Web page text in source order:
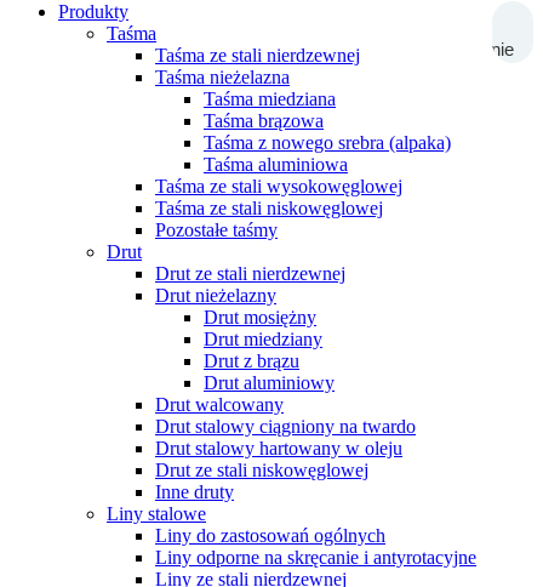
Wyszukiwanie
Produkty
Taśma
Taśma ze stali nierdzewnej
Taśma nieżelazna
Taśma miedziana
Taśma brązowa
Taśma z nowego srebra (alpaka)
Taśma aluminiowa
Taśma ze stali wysokowęglowej
Taśma ze stali niskowęglowej
Pozostałe taśmy
Drut
Drut ze stali nierdzewnej
Drut nieżelazny
Drut mosiężny
Drut miedziany
Drut z brązu
Drut aluminiowy
Drut walcowany
Drut stalowy ciągniony na twardo
Drut stalowy hartowany w oleju
Drut ze stali niskowęglowej
Inne druty
Liny stalowe
Liny do zastosowań ogólnych
Liny odporne na skręcanie i antyrotacyjne
Liny ze stali nierdzewnej